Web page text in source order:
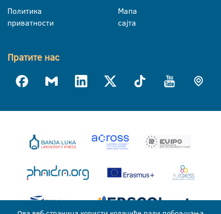
Политика
приватности
Мапа
сајта
Пратите нас